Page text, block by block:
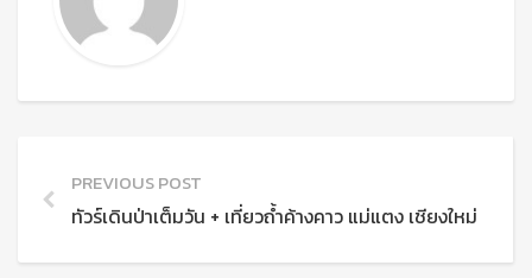
PREVIOUS POST
ทัวร์เดินป่าเต็มวัน + เที่ยวถ้ำค้างคาว แม่แตง เชียงใหม่